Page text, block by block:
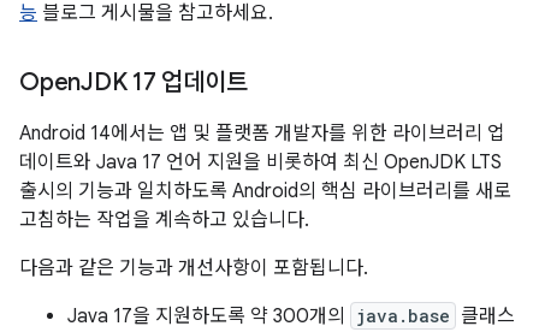
능 블로그 게시물을 참고하세요.
OpenJDK 17 업데이트
Android 14에서는 앱 및 플랫폼 개발자를 위한 라이브러리 업
데이트와 Java 17 언어 지원을 비롯하여 최신 OpenJDK LTS
출시의 기능과 일치하도록 Android의 핵심 라이브러리를 새로
고침하는 작업을 계속하고 있습니다.
다음과 같은 기능과 개선사항이 포함됩니다.
Java 17을 지원하도록 약 300개의
java.base 클래스